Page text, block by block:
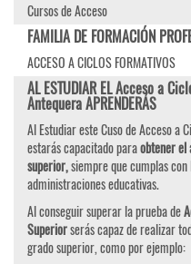
Cursos de Acceso
FAMILIA DE FORMACIÓN
ACCESO A CICLOS FORMATIVOS
AL ESTUDIAR EL Acceso a
Antequera APRENDERÁS
Al Estudiar este Cuso de Acceso a
estarás capacitado paraobtener el
superior,siempre que cumplas
administraciones educativas.
Al conseguir superar la prueba de
Superiorserás capaz de realizar
grado superior, como por ejemplo: